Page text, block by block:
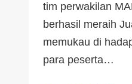
tim perwakilan
berhasil meraih
memukau di
para peserta…